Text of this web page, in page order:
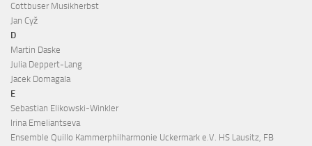
Cottbuser Musikherbst
Jan Cyž
D
Martin Daske
Julia Deppert-Lang
Jacek Domagala
E
Sebastian Elikowski-Winkler
Irina Emeliantseva
Ensemble Quillo Kammerphilharmonie Uckermark e.V. HS Lausitz, FB